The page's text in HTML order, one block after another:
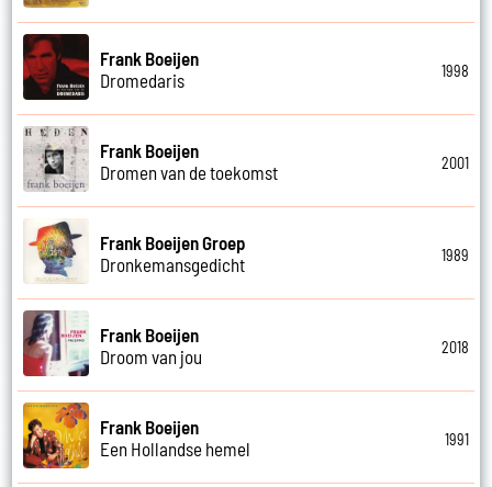
Frank Boeijen
Dromedaris
1998
Frank Boeijen
Dromen van de toekomst
2001
Frank Boeijen Groep
Dronkemansgedicht
1989
Frank Boeijen
Droom van jou
2018
Frank Boeijen
Een Hollandse hemel
1991